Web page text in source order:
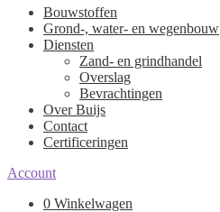
Bouwstoffen
Grond-, water- en wegenbouw
Diensten
Zand- en grindhandel
Overslag
Bevrachtingen
Over Buijs
Contact
Certificeringen
Account
0 Winkelwagen